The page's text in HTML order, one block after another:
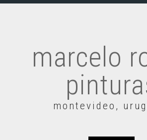
marcelo
montevideo,